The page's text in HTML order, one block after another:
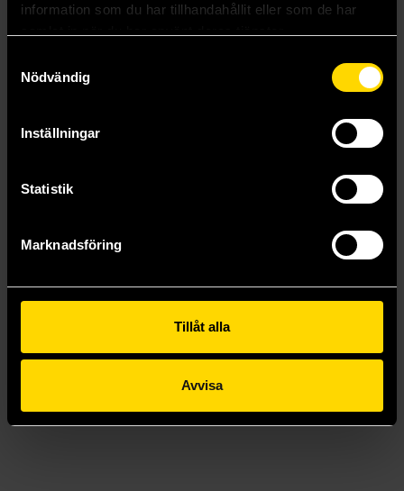
information som du har tillhandahållit eller som de har
Nödvändig
Inställningar
Statistik
Marknadsföring
Tillåt alla
Avvisa
319 kr
Beställ
The Witcher Volume 7: The Ballad of Two Wolves
239 kr
Beställ